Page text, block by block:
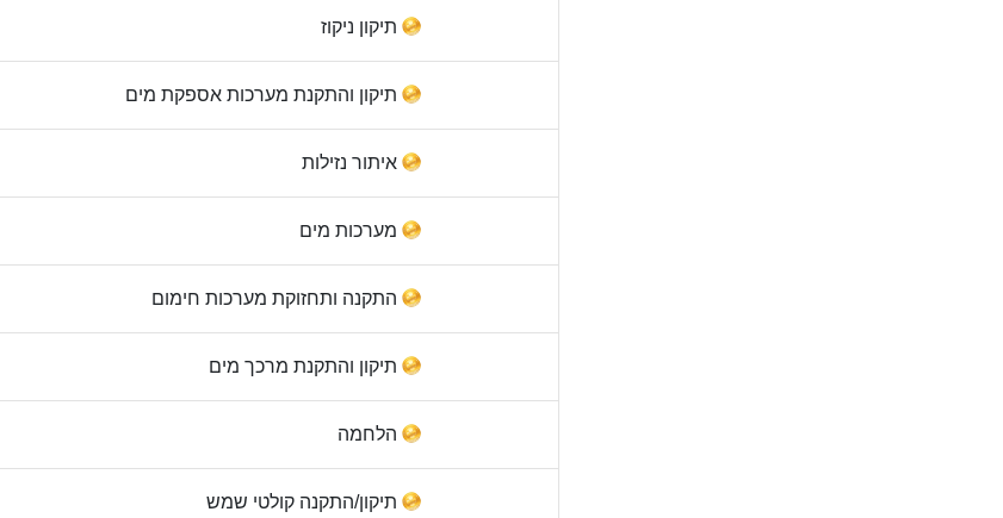
תיקון ניקוז
תיקון והתקנת מערכות אספקת מים
איתור נזילות
מערכות מים
התקנה ותחזוקת מערכות חימום
תיקון והתקנת מרכך מים
הלחמה
תיקון/התקנה קולטי שמש